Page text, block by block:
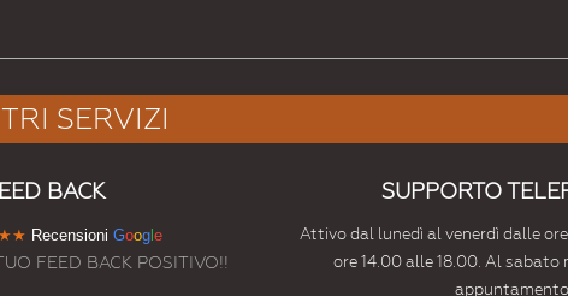
SERVIZI
BACK
Recensioni Googl e
FEED BACK POSITIVO!!
SUPPORTO
Attivo dal lunedì al venerdì dalle
ore 14.00 alle 18.00. Al